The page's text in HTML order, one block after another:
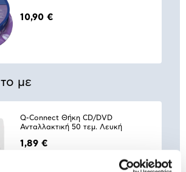
10,90 €
το με
Q-Connect Θήκη CD/DVD
Ανταλλακτική 50 τεμ. Λευκή
1,89 €